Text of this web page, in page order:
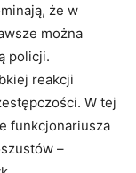
że w
można
policji.
reakcji
W tej
funkcjonariusza
–